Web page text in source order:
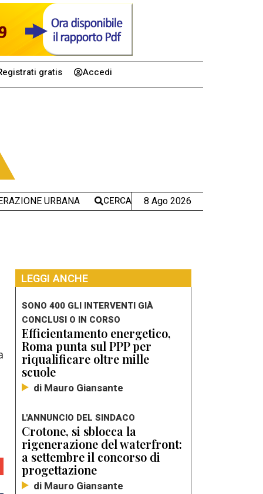
gratis Accedi
URBANA CERCA 8 Ago 2026
LEGGI ANCHE
SONO 400 GLI INTERVENTI GIÀ
CONCLUSI O IN CORSO
Efficientamento energetico,
Roma punta sul PPP per
riqualificare oltre mille
scuole
di Mauro Giansante
L'ANNUNCIO DEL SINDACO
Crotone, si sblocca la
rigenerazione del waterfront:
a settembre il concorso di
progettazione
di Mauro Giansante